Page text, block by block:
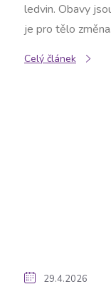
ledvin. Obavy
je pro tělo
Celý článek
29.4.2026